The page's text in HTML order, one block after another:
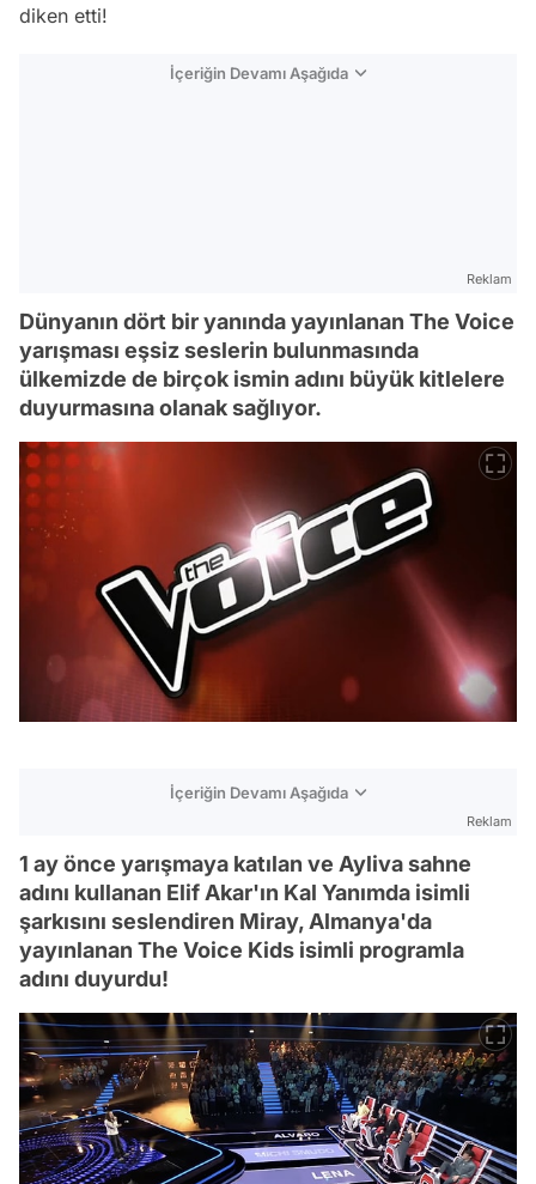
diken etti!
İçeriğin Devamı Aşağıda
Reklam
Dünyanın dört bir yanında yayınlanan The Voice
yarışması eşsiz seslerin bulunmasında
ülkemizde de birçok ismin adını büyük kitlelere
duyurmasına olanak sağlıyor.
İçeriğin Devamı Aşağıda
Reklam
1 ay önce yarışmaya katılan ve Ayliva sahne
adını kullanan Elif Akar'ın Kal Yanımda isimli
şarkısını seslendiren Miray, Almanya'da
yayınlanan The Voice Kids isimli programla
adını duyurdu!